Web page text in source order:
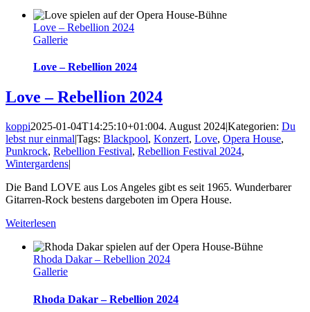
Love – Rebellion 2024
Gallerie
Love – Rebellion 2024
Love – Rebellion 2024
koppi2025-01-04T14:25:10+01:004. August 2024|Kategorien: Du
lebst nur einmal|Tags: Blackpool, Konzert, Love, Opera House,
Punkrock, Rebellion Festival, Rebellion Festival 2024,
Wintergardens|
Die Band LOVE aus Los Angeles gibt es seit 1965. Wunderbarer
Gitarren-Rock bestens dargeboten im Opera House.
Weiterlesen
Rhoda Dakar – Rebellion 2024
Gallerie
Rhoda Dakar – Rebellion 2024